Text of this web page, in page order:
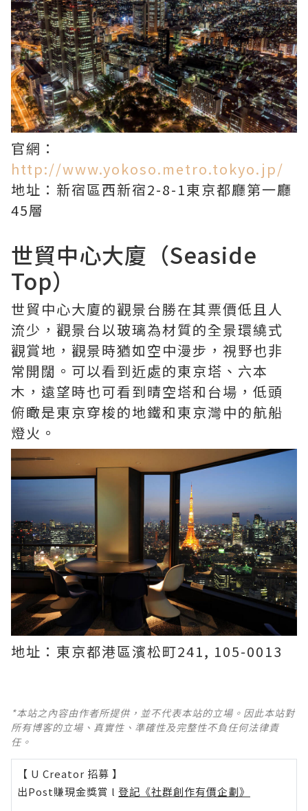
官網：
http://www.yokoso.metro.tokyo.jp/
地址：新宿區西新宿2-8-1東京都廳第一廳
45層
世貿中心大廈（Seaside
Top）
世貿中心大廈的觀景台勝在其票價低且人
流少，觀景台以玻璃為材質的全景環繞式
觀賞地，觀景時猶如空中漫步，視野也非
常開闊。可以看到近處的東京塔、六本
木，遠望時也可看到晴空塔和台場，低頭
俯瞰是東京穿梭的地鐵和東京灣中的航船
燈火。
地址：東京都港區濱松町241, 105-0013
*本站之內容由作者所提供，並不代表本站的立場。因此本站對
所有博客的立場、真實性、準確性及完整性不負任何法律責
任。
【 U Creator 招募 】
出Post賺現金獎賞 l 登記《社群創作有價企劃》